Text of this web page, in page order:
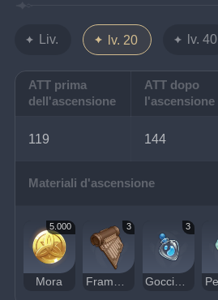
Liv. lv. 20 lv. 40
ATT prima
dell'ascensione
ATT dopo
l'ascensione
119 144
Materiali d'ascensione
5.000
Mora
3
Frammento di un antico accordo
3
Goccia d'acqua contaminata